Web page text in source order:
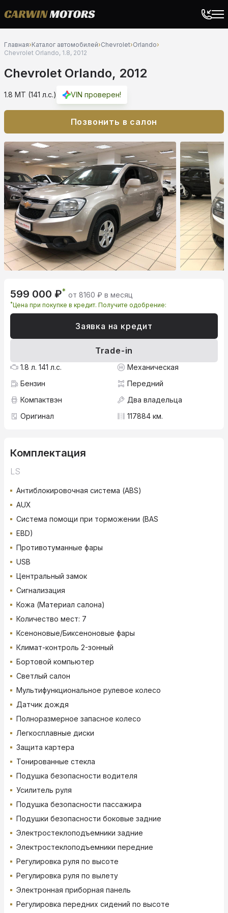
Главная›Каталог автомобилей›Chevrolet›Orlando›
Chevrolet Orlando, 1.8, 2012
Chevrolet Orlando, 2012
1.8 MT (141 л.с.) VIN проверен!
Позвонить в салон
599 000 ₽* от 8160 ₽ в месяц
*Цена при покупке в кредит. Получите одобрение:
Заявка на кредит
Trade-in
1.8 л. 141 л.с.
Механическая
Бензин
Передний
Компактвэн
Два владельца
Оригинал
117884 км.
Комплектация
LS
Антиблокировочная система (ABS)
AUX
Система помощи при торможении (BAS
EBD)
Противотуманные фары
USB
Центральный замок
Сигнализация
Кожа (Материал салона)
Количество мест: 7
Ксеноновые/Биксеноновые фары
Климат-контроль 2-зонный
Бортовой компьютер
Светлый салон
Мультифункциональное рулевое колесо
Датчик дождя
Полноразмерное запасное колесо
Легкосплавные диски
Защита картера
Тонированные стекла
Подушка безопасности водителя
Усилитель руля
Подушка безопасности пассажира
Подушки безопасности боковые задние
Электростеклоподъемники задние
Электростеклоподъемники передние
Регулировка руля по высоте
Регулировка руля по вылету
Электронная приборная панель
Регулировка передних сидений по высоте